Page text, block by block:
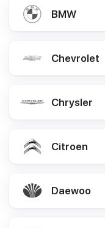
BMW
Chevrolet
Chrysler
Citroen
Daewoo